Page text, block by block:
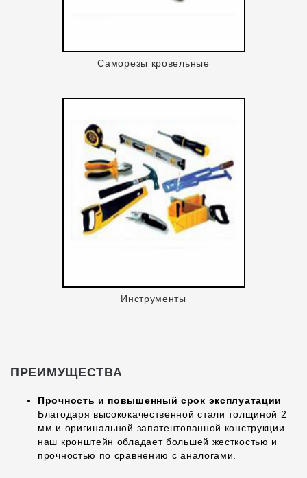
Саморезы кровельные
Инструменты
ПРЕИМУЩЕСТВА
Прочность и повышенный срок эксплуатации
Благодаря высококачественной стали толщиной 2
мм и оригинальной запатентованной конструкции
наш кронштейн обладает большей жесткостью и
прочностью по сравнению с аналогами.